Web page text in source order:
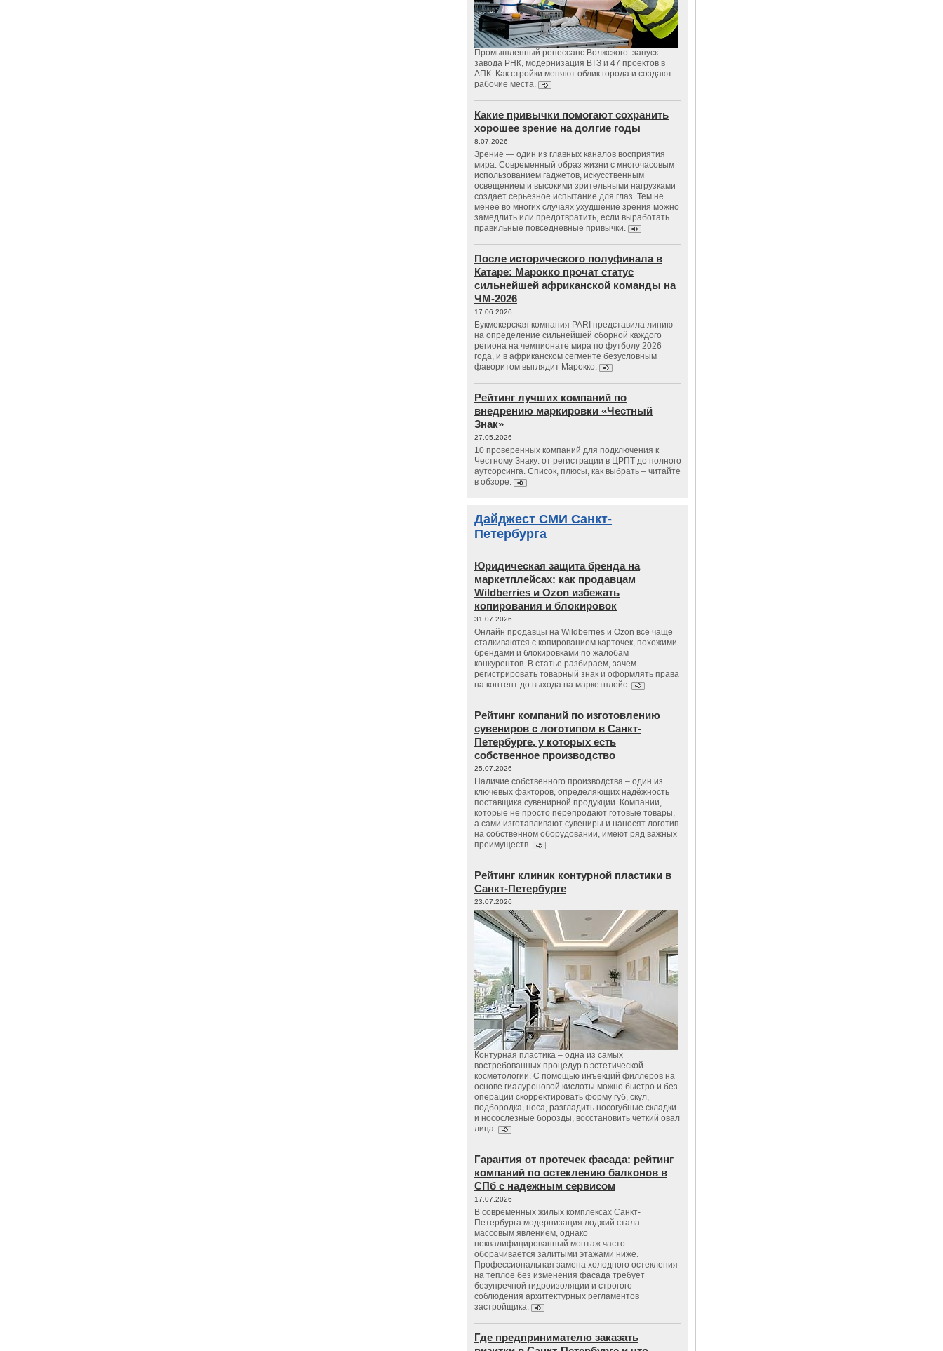
Промышленный ренессанс Волжского: запуск
завода РНК, модернизация ВТЗ и 47 проектов в
АПК. Как стройки меняют облик города и создают
рабочие места.
Какие привычки помогают сохранить
хорошее зрение на долгие годы
8.07.2026
Зрение — один из главных каналов восприятия
мира. Современный образ жизни с многочасовым
использованием гаджетов, искусственным
освещением и высокими зрительными нагрузками
создает серьезное испытание для глаз. Тем не
менее во многих случаях ухудшение зрения можно
замедлить или предотвратить, если выработать
правильные повседневные привычки.
После исторического полуфинала в
Катаре: Марокко прочат статус
сильнейшей африканской команды на
ЧМ-2026
17.06.2026
Букмекерская компания PARI представила линию
на определение сильнейшей сборной каждого
региона на чемпионате мира по футболу 2026
года, и в африканском сегменте безусловным
фаворитом выглядит Марокко.
Рейтинг лучших компаний по
внедрению маркировки «Честный
Знак»
27.05.2026
10 проверенных компаний для подключения к
Честному Знаку: от регистрации в ЦРПТ до полного
аутсорсинга. Список, плюсы, как выбрать – читайте
в обзоре.
Дайджест СМИ Санкт-
Петербурга
Юридическая защита бренда на
маркетплейсах: как продавцам
Wildberries и Ozon избежать
копирования и блокировок
31.07.2026
Онлайн продавцы на Wildberries и Ozon всё чаще
сталкиваются с копированием карточек, похожими
брендами и блокировками по жалобам
конкурентов. В статье разбираем, зачем
регистрировать товарный знак и оформлять права
на контент до выхода на маркетплейс.
Рейтинг компаний по изготовлению
сувениров с логотипом в Санкт-
Петербурге, у которых есть
собственное производство
25.07.2026
Наличие собственного производства – один из
ключевых факторов, определяющих надёжность
поставщика сувенирной продукции. Компании,
которые не просто перепродают готовые товары,
а сами изготавливают сувениры и наносят логотип
на собственном оборудовании, имеют ряд важных
преимуществ.
Рейтинг клиник контурной пластики в
Санкт-Петербурге
23.07.2026
Контурная пластика – одна из самых
востребованных процедур в эстетической
косметологии. С помощью инъекций филлеров на
основе гиалуроновой кислоты можно быстро и без
операции скорректировать форму губ, скул,
подбородка, носа, разгладить носогубные складки
и носослёзные борозды, восстановить чёткий овал
лица.
Гарантия от протечек фасада: рейтинг
компаний по остеклению балконов в
СПб с надежным сервисом
17.07.2026
В современных жилых комплексах Санкт-
Петербурга модернизация лоджий стала
массовым явлением, однако
неквалифицированный монтаж часто
оборачивается залитыми этажами ниже.
Профессиональная замена холодного остекления
на теплое без изменения фасада требует
безупречной гидроизоляции и строгого
соблюдения архитектурных регламентов
застройщика.
Где предпринимателю заказать